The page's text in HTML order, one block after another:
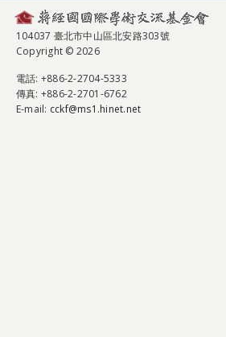
104037 臺北市中山區北安路303號
Copyright © 2026
電話: +886-2-2704-5333
傳真: +886-2-2701-6762
E-mail: cckf@ms1.hinet.net